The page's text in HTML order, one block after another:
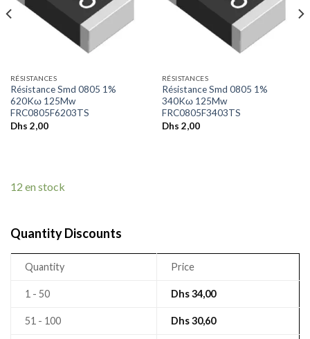
RÉSISTANCES
Résistance Smd 0805 1%
620Kω 125Mw
FRC0805F6203TS
Dhs 2,00
RÉSISTANCES
Résistance Smd 0805 1%
340Kω 125Mw
FRC0805F3403TS
Dhs 2,00
12 en stock
Quantity Discounts
Quantity Price
1 - 50 Dhs34,00
51 - 100 Dhs30,60